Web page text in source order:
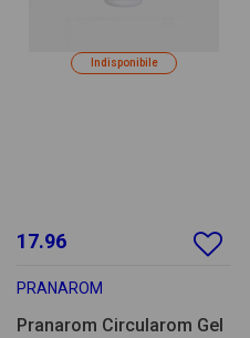
Indisponibile
17.96
PRANAROM
Pranarom Circularom Gel